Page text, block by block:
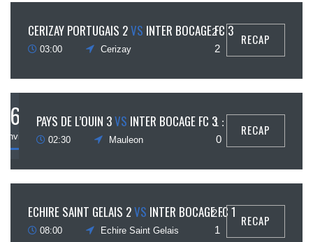
CERIZAY PORTUGAIS 2VS INTER BOCAGE FC 3
03:00 Cerizay
2 :
2
RECAP
6
janvier
PAYS DE L’OUIN 3VS INTER BOCAGE FC 3
02:30 Mauleon
1 :
0
RECAP
ECHIRE SAINT GELAIS 2VS INTER BOCAGE FC 1
08:00 Echire Saint Gelais
2 :
1
RECAP